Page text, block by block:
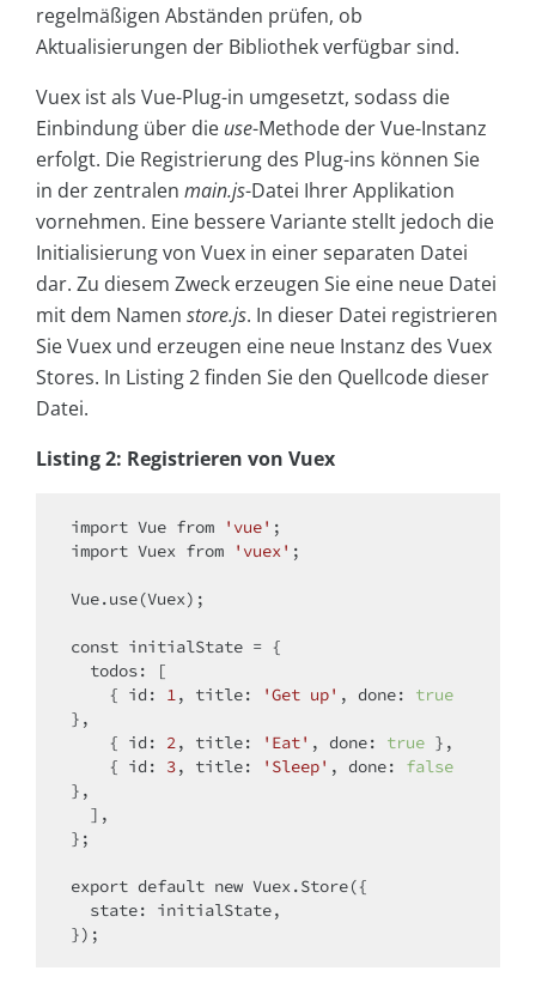
regelmäßigen Abständen prüfen, ob
Aktualisierungen der Bibliothek verfügbar sind.
Vuex ist als Vue-Plug-in umgesetzt, sodass die
Einbindung über die use-Methode der Vue-Instanz
erfolgt. Die Registrierung des Plug-ins können Sie
in der zentralen main.js-Datei Ihrer Applikation
vornehmen. Eine bessere Variante stellt jedoch die
Initialisierung von Vuex in einer separaten Datei
dar. Zu diesem Zweck erzeugen Sie eine neue Datei
mit dem Namen store.js. In dieser Datei registrieren
Sie Vuex und erzeugen eine neue Instanz des Vuex
Stores. In Listing 2 finden Sie den Quellcode dieser
Datei.
Listing 2: Registrieren von Vuex
import Vue from 'vue'
import Vuex from 'vuex' ;
Vue.use(Vuex);
const initialState = {
todos: [
    {
id : 1 , title: 'Get up' , done: true
},
    {
id : 2 , title: 'Eat' , done: true },
    {
id : 3, title: 'Sleep' , done: false
},
};
export default new Vuex.Store({
state: initialState,